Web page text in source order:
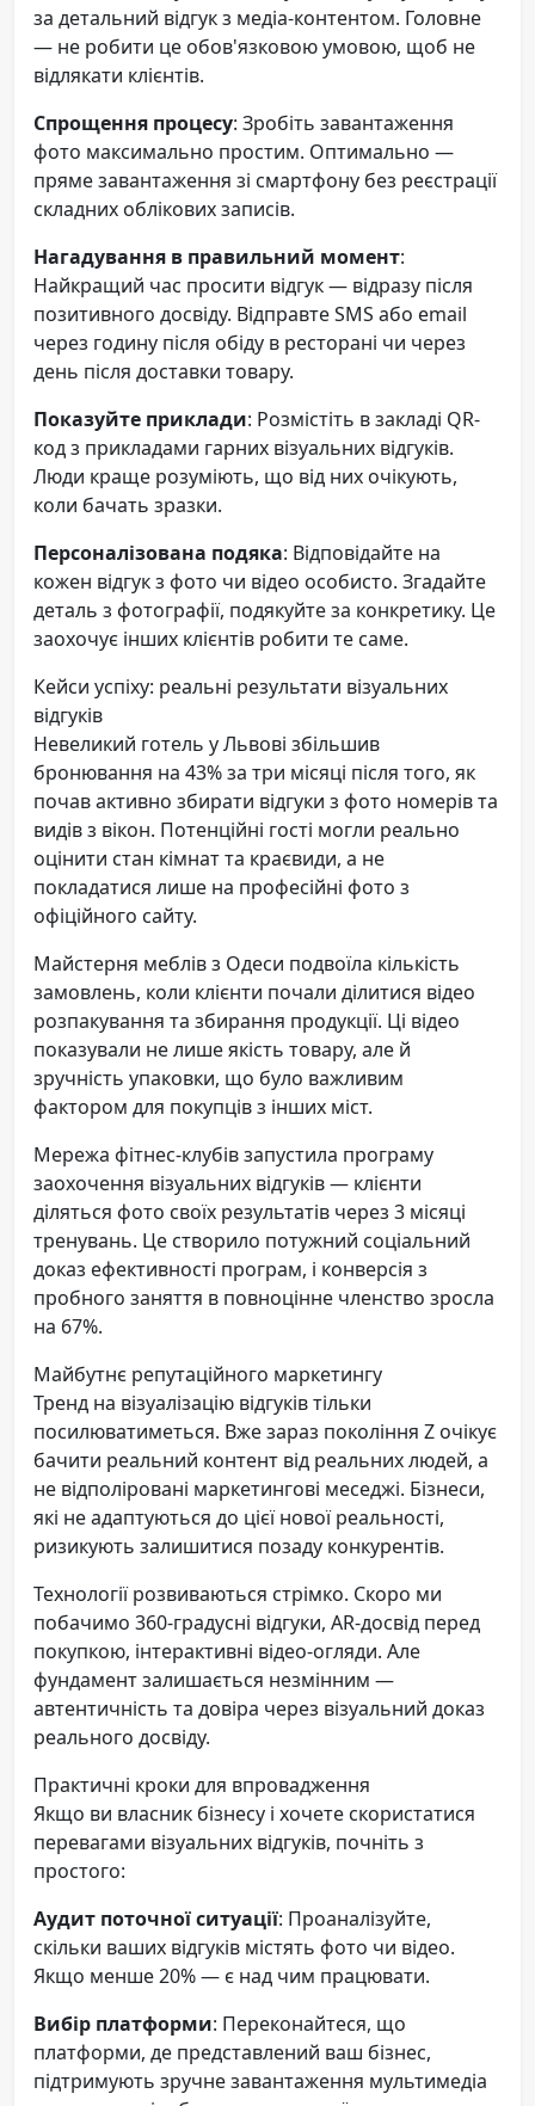
за детальний відгук з медіа-контентом. Головне
— не робити це обов'язковою умовою, щоб не
відлякати клієнтів.
Спрощення процесу: Зробіть завантаження
фото максимально простим. Оптимально —
пряме завантаження зі смартфону без реєстрації
складних облікових записів.
Нагадування в правильний момент:
Найкращий час просити відгук — відразу після
позитивного досвіду. Відправте SMS або email
через годину після обіду в ресторані чи через
день після доставки товару.
Показуйте приклади: Розмістіть в закладі QR-
код з прикладами гарних візуальних відгуків.
Люди краще розуміють, що від них очікують,
коли бачать зразки.
Персоналізована подяка: Відповідайте на
кожен відгук з фото чи відео особисто. Згадайте
деталь з фотографії, подякуйте за конкретику. Це
заохочує інших клієнтів робити те саме.
Кейси успіху: реальні результати візуальних
відгуків
Невеликий готель у Львові збільшив
бронювання на 43% за три місяці після того, як
почав активно збирати відгуки з фото номерів та
видів з вікон. Потенційні гості могли реально
оцінити стан кімнат та краєвиди, а не
покладатися лише на професійні фото з
офіційного сайту.
Майстерня меблів з Одеси подвоїла кількість
замовлень, коли клієнти почали ділитися відео
розпакування та збирання продукції. Ці відео
показували не лише якість товару, але й
зручність упаковки, що було важливим
фактором для покупців з інших міст.
Мережа фітнес-клубів запустила програму
заохочення візуальних відгуків — клієнти
діляться фото своїх результатів через 3 місяці
тренувань. Це створило потужний соціальний
доказ ефективності програм, і конверсія з
пробного заняття в повноцінне членство зросла
на 67%.
Майбутнє репутаційного маркетингу
Тренд на візуалізацію відгуків тільки
посилюватиметься. Вже зараз покоління Z очікує
бачити реальний контент від реальних людей, а
не відполіровані маркетингові меседжі. Бізнеси,
які не адаптуються до цієї нової реальності,
ризикують залишитися позаду конкурентів.
Технології розвиваються стрімко. Скоро ми
побачимо 360-градусні відгуки, AR-досвід перед
покупкою, інтерактивні відео-огляди. Але
фундамент залишається незмінним —
автентичність та довіра через візуальний доказ
реального досвіду.
Практичні кроки для впровадження
Якщо ви власник бізнесу і хочете скористатися
перевагами візуальних відгуків, почніть з
простого:
Аудит поточної ситуації: Проаналізуйте,
скільки ваших відгуків містять фото чи відео.
Якщо менше 20% — є над чим працювати.
Вибір платформи: Переконайтеся, що
платформи, де представлений ваш бізнес,
підтримують зручне завантаження мультимедіа